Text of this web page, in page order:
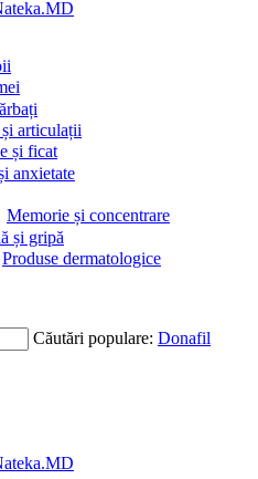
și articulații
și ficat
anxietate
Memorie și concentrare
și gripă
Produse dermatologice
Căutări populare: Donafil